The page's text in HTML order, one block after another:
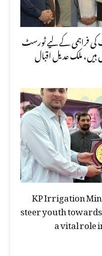
کی فراہمی کے لیے ٹورسٹ
ہیں، ملک عدیل اقبال
KP Irrigation
steer youth
a vital role